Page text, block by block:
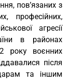
пов’язаних з
професійних,
агресії
в районах
року воєнних
після
та іншим